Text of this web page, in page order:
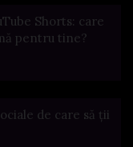
Shorts: care
pentru tine?
de care să ții